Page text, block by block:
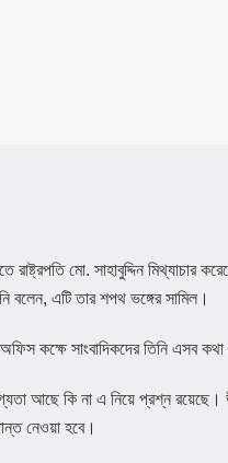
রাষ্ট্রপতি মো. সাহাবুদ্দিন মিথ্যাচার
এটি তার শপথ ভঙ্গের সামিল।
কক্ষে সাংবাদিকদের তিনি এসব
আছে কি না এ নিয়ে প্রশ্ন রয়েছে।
নেওয়া হবে।